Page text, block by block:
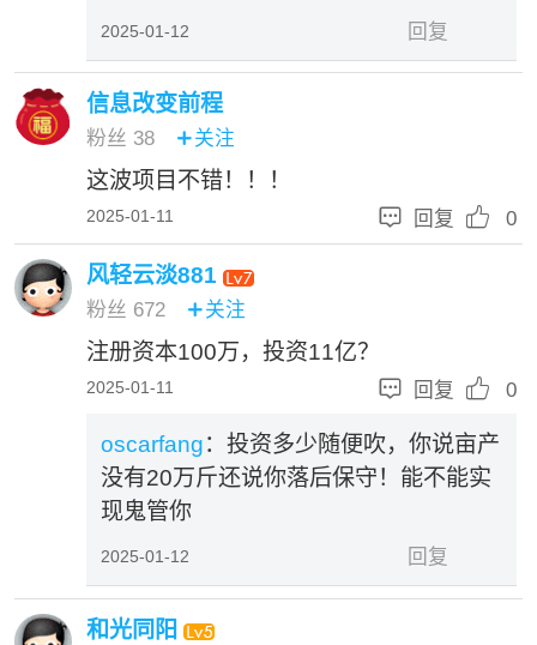
2025-01-12 回复
信息改变前程
粉丝 38 关注
这波项目不错！！！
2025-01-11  回复  0
风轻云淡881
粉丝 672 关注
注册资本100万，投资11亿？
2025-01-11  回复  0
oscarfang：投资多少随便吹，你说亩产
没有20万斤还说你落后保守！能不能实
现鬼管你
2025-01-12 回复
和光同阳